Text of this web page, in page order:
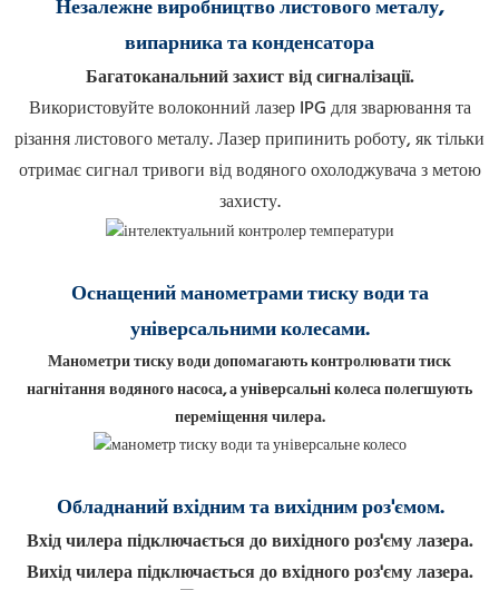
Незалежне виробництво листового металу,
випарника та конденсатора
Багатоканальний захист від сигналізації.
Використовуйте волоконний лазер IPG для зварювання та
різання листового металу.Лазер припинить роботу, як тільки
отримає сигнал тривоги від водяного охолоджувача з метою
захисту.
Оснащений манометрами тиску води та
універсальними колесами.
Манометри тиску води допомагають контролювати тиск
нагнітання водяного насоса, а універсальні колеса полегшують
переміщення чилера.
Обладнаний вхідним та вихідним роз'ємом.
Вхід чилера підключається до вихідного роз'єму лазера.
Вихід чилера підключається до вхідного роз'єму лазера.